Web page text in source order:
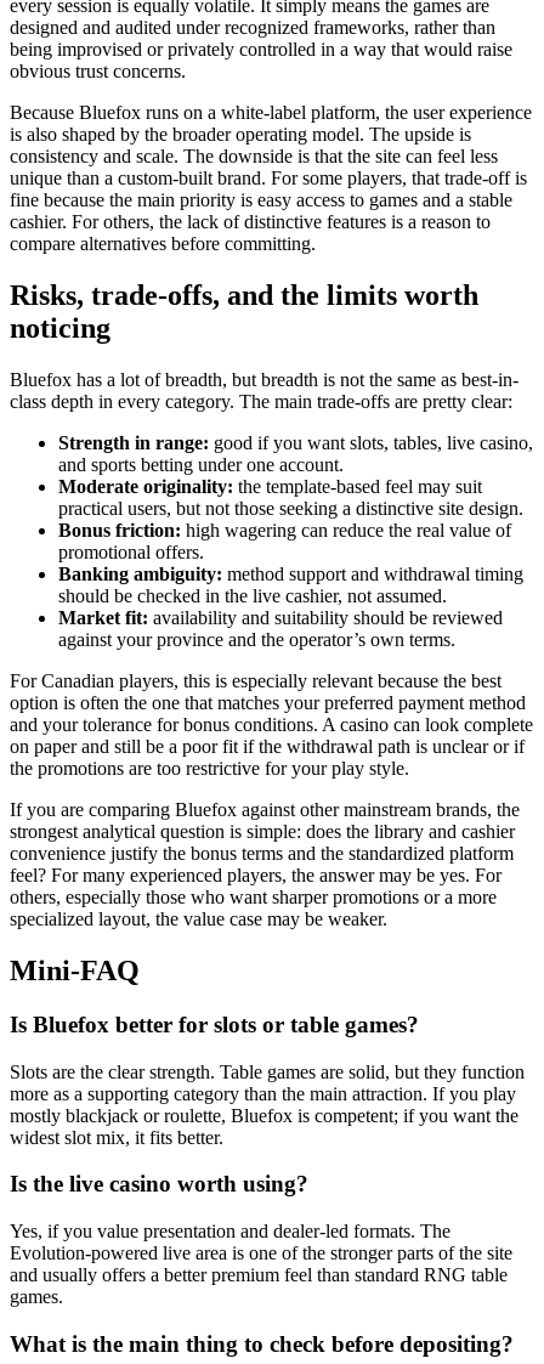
every session is equally volatile. It simply means the games are
designed and audited under recognized frameworks, rather than
being improvised or privately controlled in a way that would raise
obvious trust concerns.
Because Bluefox runs on a white-label platform, the user experience
is also shaped by the broader operating model. The upside is
consistency and scale. The downside is that the site can feel less
unique than a custom-built brand. For some players, that trade-off is
fine because the main priority is easy access to games and a stable
cashier. For others, the lack of distinctive features is a reason to
compare alternatives before committing.
Risks, trade-offs, and the limits worth
noticing
Bluefox has a lot of breadth, but breadth is not the same as best-in-
class depth in every category. The main trade-offs are pretty clear:
Strength in range: good if you want slots, tables, live casino,
and sports betting under one account.
Moderate originality: the template-based feel may suit
practical users, but not those seeking a distinctive site design.
Bonus friction: high wagering can reduce the real value of
promotional offers.
Banking ambiguity: method support and withdrawal timing
should be checked in the live cashier, not assumed.
Market fit: availability and suitability should be reviewed
against your province and the operator’s own terms.
For Canadian players, this is especially relevant because the best
option is often the one that matches your preferred payment method
and your tolerance for bonus conditions. A casino can look complete
on paper and still be a poor fit if the withdrawal path is unclear or if
the promotions are too restrictive for your play style.
If you are comparing Bluefox against other mainstream brands, the
strongest analytical question is simple: does the library and cashier
convenience justify the bonus terms and the standardized platform
feel? For many experienced players, the answer may be yes. For
others, especially those who want sharper promotions or a more
specialized layout, the value case may be weaker.
Mini-FAQ
Is Bluefox better for slots or table games?
Slots are the clear strength. Table games are solid, but they function
more as a supporting category than the main attraction. If you play
mostly blackjack or roulette, Bluefox is competent; if you want the
widest slot mix, it fits better.
Is the live casino worth using?
Yes, if you value presentation and dealer-led formats. The
Evolution-powered live area is one of the stronger parts of the site
and usually offers a better premium feel than standard RNG table
games.
What is the main thing to check before depositing?